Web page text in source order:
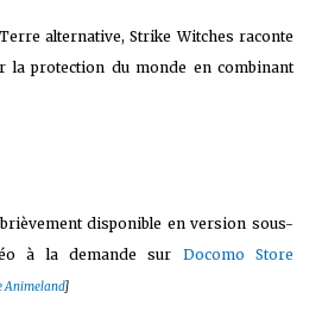
alternative, Strike Witches raconte
la protection du monde en combinant
disponible en version sous-
à la demande sur Docomo Store
Animeland]